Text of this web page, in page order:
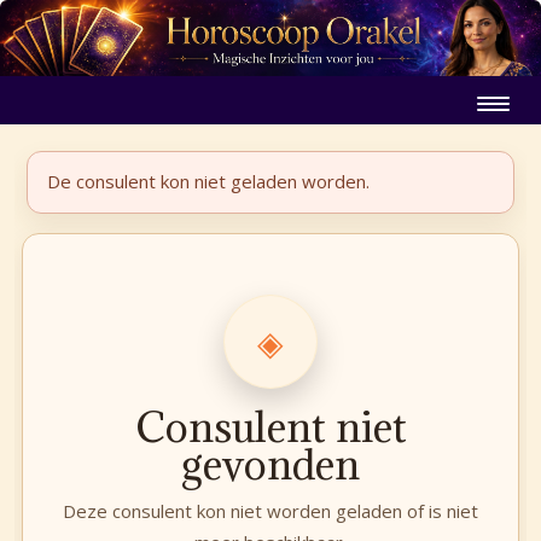
De consulent kon niet geladen worden.
◈
Consulent niet
gevonden
Deze consulent kon niet worden geladen of is niet